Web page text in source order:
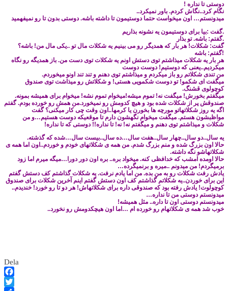
دوستی تا نداره !
نگام کرد..نگاش کردم. باور نمیکرد..
میدونستم… اون میخواست حتما دوستیمون تا داشته باشه. دوستی بدون تا رو نمیفهمید
.گفت :بیا برای دوستیمون یه نشونه بذاریم
.گفتم: باشه. تو بذار
گفت: شکلات! هر بار که همدیگر رو می بینیم یه شکلات مال تو ..یکی مال من! باشه؟
!گفتم: باشه
هر بار یه شکلات میذاشتم توی دستش اونم یه شکلات توی دست من. باز همدیگه رو نگاه
میکردیم..یعنی که دوستیم! دوست دوست
من تندی شکلاتم رو باز میکردم و میذاشتم توی دهنم و تند تند اونو میخوردم.
میگفت ای شکمو! تو دوست شکمویی هستی! و شکلاتش رو میذاشت توی صندوق
کوچولوی قشنگ.
میگفتم بخورش! میگفت نه! تموم میشه!میخوام تموم نشه! میخوام برای همیشه بمونه.
صندوقش پر از شکلات شده بود و هیچ کدومش رو نمیخورد.من همش رو خورده بودم.گفتم
اگه یه روز شکلاتهاتو مورچه ها بخورن یا کرمها..اون وقت چی کار میکنی؟گفت
مواظبشون هستم. میگفت میخوام نگهشون دارم تا موقعیکه دوست هستیم…و من
شکلات و میذاشتم توی دهنم و میگفتم نه! نه! تا نداره!! دوستی که تا نداره!
یه سال..دو سال..چهار سال..هفت سال…ده سال..بیست سال…شده که گذشته.
حالا اون بزرگ شده و منم بزرگ شدم. من همه ی شکلاتهای خودم و خوردم..اون اما همه ی
شکلاتهاشو نگه داشته.
حالا اومده امشب که خدافظی کنه. میخواد بره.. بره اون دور دورا…میگه میرم اما زود
برمیگردم! من میدونم ..میره و برنمیگرده…
یادش رفت شکلات رو به من بده. من اما یادم نرفت. یه شکلات گذاشتم کف دستشگفتم
این برای خوردن..یه شکلاتم گذاشتم کف اون دستشگفتم اینم آخرین شکلات برای صندوق
کوچولوت! یادش رفته بود که صندوقی داره برای شکلاتهاش! هر دو تا رو خورد! خندیدم..
میدونستم دوستی من تا نداره…
میدونستم دوستی اون تا داره.. مثل همیشه!
خوب شد همه ی شکلاتهام رو خورده ام …اما اون هیچکدومش رو نخورد..
Dela
Facebook